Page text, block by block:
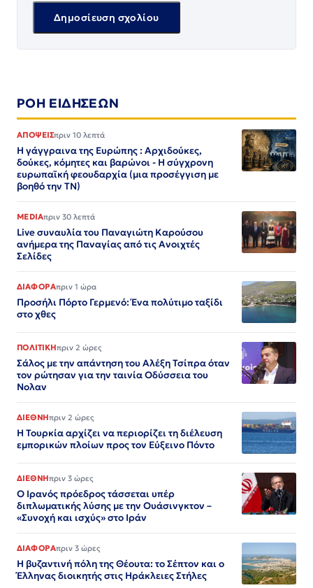
ΡΟΗ ΕΙΔΗΣΕΩΝ
ΑΠΟΨΕΙΣπριν 10 λεπτά
Η γάγγραινα της Ευρώπης : Αρχιδούκες,
δούκες, κόμητες και βαρώνοι - Η σύγχρονη
ευρωπαϊκή φεουδαρχία (μια προσέγγιση με
βοηθό την ΤΝ)
MEDIAπριν 30 λεπτά
Live συναυλία του Παναγιώτη Καρούσου
ανήμερα της Παναγίας από τις Ανοιχτές
Σελίδες
ΔΙΑΦΟΡΑπριν 1 ώρα
Προσήλι Πόρτο Γερμενό: Ένα πολύτιμο ταξίδι
στο χθες
ΠΟΛΙΤΙΚΗπριν 2 ώρες
Σάλος με την απάντηση του Αλέξη Τσίπρα όταν
τον ρώτησαν για την ταινία Οδύσσεια του
Νολαν
ΔΙΕΘΝΗπριν 2 ώρες
Η Τουρκία αρχίζει να περιορίζει τη διέλευση
εμπορικών πλοίων προς τον Εύξεινο Πόντο
ΔΙΕΘΝΗπριν 3 ώρες
Ο Ιρανός πρόεδρος τάσσεται υπέρ
διπλωματικής λύσης με την Ουάσινγκτον –
«Συνοχή και ισχύς» στο Ιράν​​​​​​​​​​​​​​​​​​​​​​​​​​​​​​​​​​​​​​​​​​​​​​​​​​
ΔΙΑΦΟΡΑπριν 3 ώρες
Η βυζαντινή πόλη της Θέουτα: το Σέπτον και ο
Έλληνας διοικητής στις Ηράκλειες Στήλες